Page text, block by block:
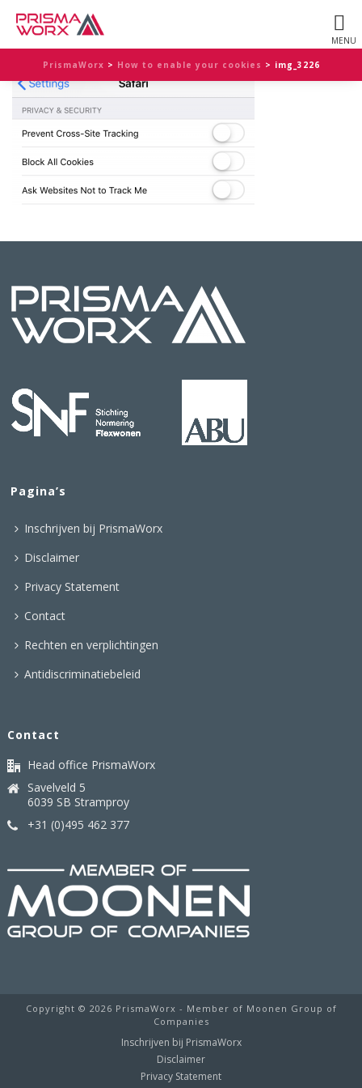
PrismaWorx > How to enable your cookies > img_3226
Pagina’s
Inschrijven bij PrismaWorx
Disclaimer
Privacy Statement
Contact
Rechten en verplichtingen
Antidiscriminatiebeleid
Contact
Head office PrismaWorx
Savelveld 5
6039 SB Stramproy
+31 (0)495 462 377
Copyright © 2026 PrismaWorx - Member of Moonen Group of
Companies
Inschrijven bij PrismaWorx
Disclaimer
Privacy Statement